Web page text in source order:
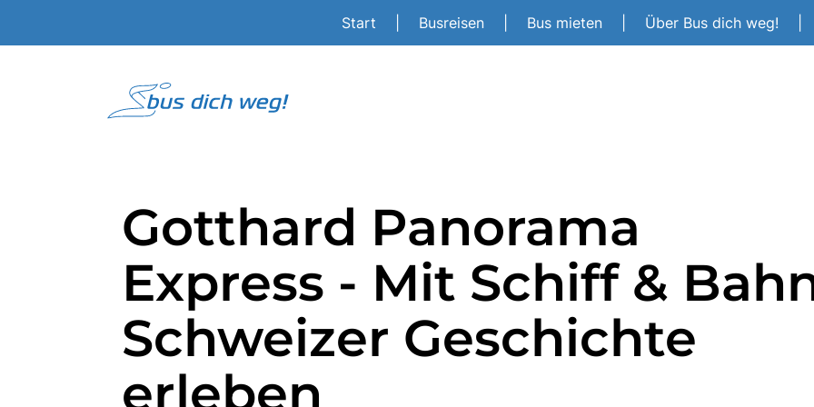
Start Busreisen Bus mieten Über Bus dich weg!
Gotthard Panorama
Express - Mit Schiff &
Schweizer Geschichte
erleben